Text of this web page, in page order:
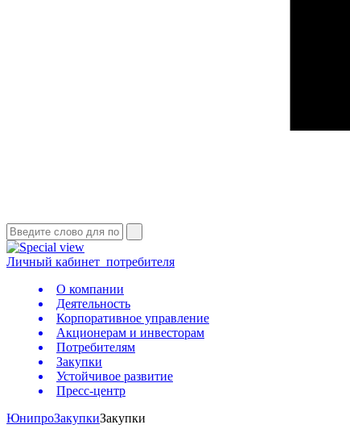
Личный кабинет потребителя
О компании
Деятельность
Корпоративное управление
Акционерам и инвесторам
Потребителям
Закупки
Устойчивое развитие
Пресс-центр
ЮнипроЗакупкиЗакупки